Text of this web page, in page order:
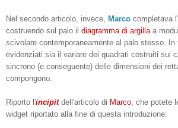
Nel secondo articolo, invece, Marco completava
costruendo sul palo il diagramma di argilla a
scivolare contemporaneamente al palo stesso. In
evidenziati sia il variare dei quadrati costruiti sui
sincrono (e conseguente) delle dimensioni dei
compongono.
Riporto l'incipitdell'articolo di Marco , che potete
widget riportato alla fine di questa introduzione: